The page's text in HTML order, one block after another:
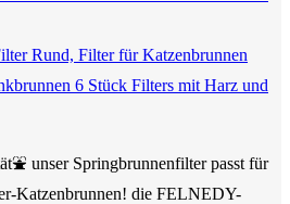
Rund, Filter für Katzenbrunnen
6 Stück Filters mit Harz und
unser Springbrunnenfilter passt für
Katzenbrunnen! die FELNEDY-